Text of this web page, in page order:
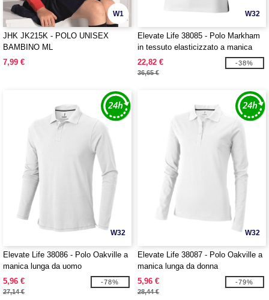
W1
JHK JK215K - POLO UNISEX
BAMBINO ML
7,99 €
W32
Elevate Life 38085 - Polo Markham
in tessuto elasticizzato a manica
corta da donna
22,82 €
36,65 €
-38%
W32
Elevate Life 38086 - Polo Oakville a
manica lunga da uomo
5,96 €
27,14 €
-78%
W32
Elevate Life 38087 - Polo Oakville a
manica lunga da donna
5,96 €
28,44 €
-79%